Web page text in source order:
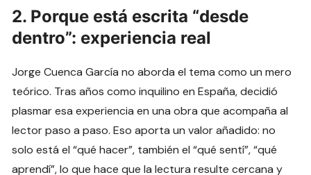
2. Porque está escrita “desde
dentro”: experiencia real
Jorge Cuenca García no aborda el tema como un mero
teórico. Tras años como inquilino en España, decidió
plasmar esa experiencia en una obra que acompaña al
lector paso a paso. Eso aporta un valor añadido: no
solo está el “qué hacer”, también el “qué sentí”, “qué
aprendí”, lo que hace que la lectura resulte cercana y